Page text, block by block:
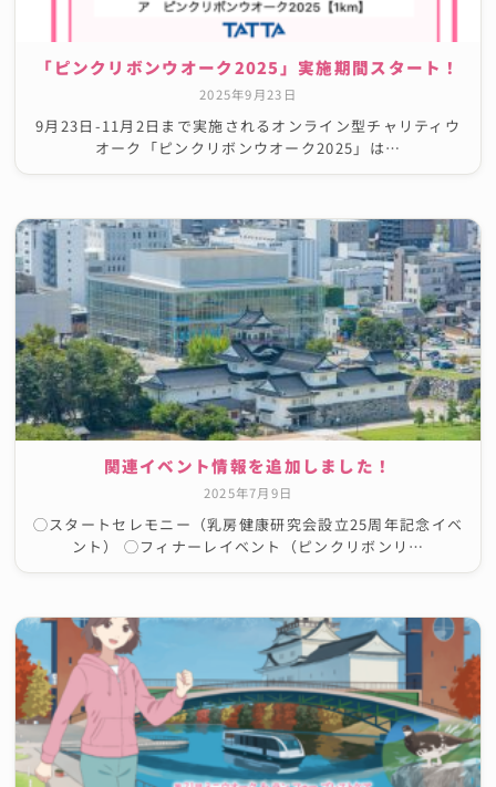
「ピンクリボンウオーク2025」実施期間スタート！
2025年9月23日
9月23日-11月2日まで実施されるオンライン型チャリティウ
オーク「ピンクリボンウオーク2025」は…
関連イベント情報を追加しました！
2025年7月9日
◯スタートセレモニー（乳房健康研究会設立25周年記念イベ
ント） ◯フィナーレイベント（ピンクリボンリ…